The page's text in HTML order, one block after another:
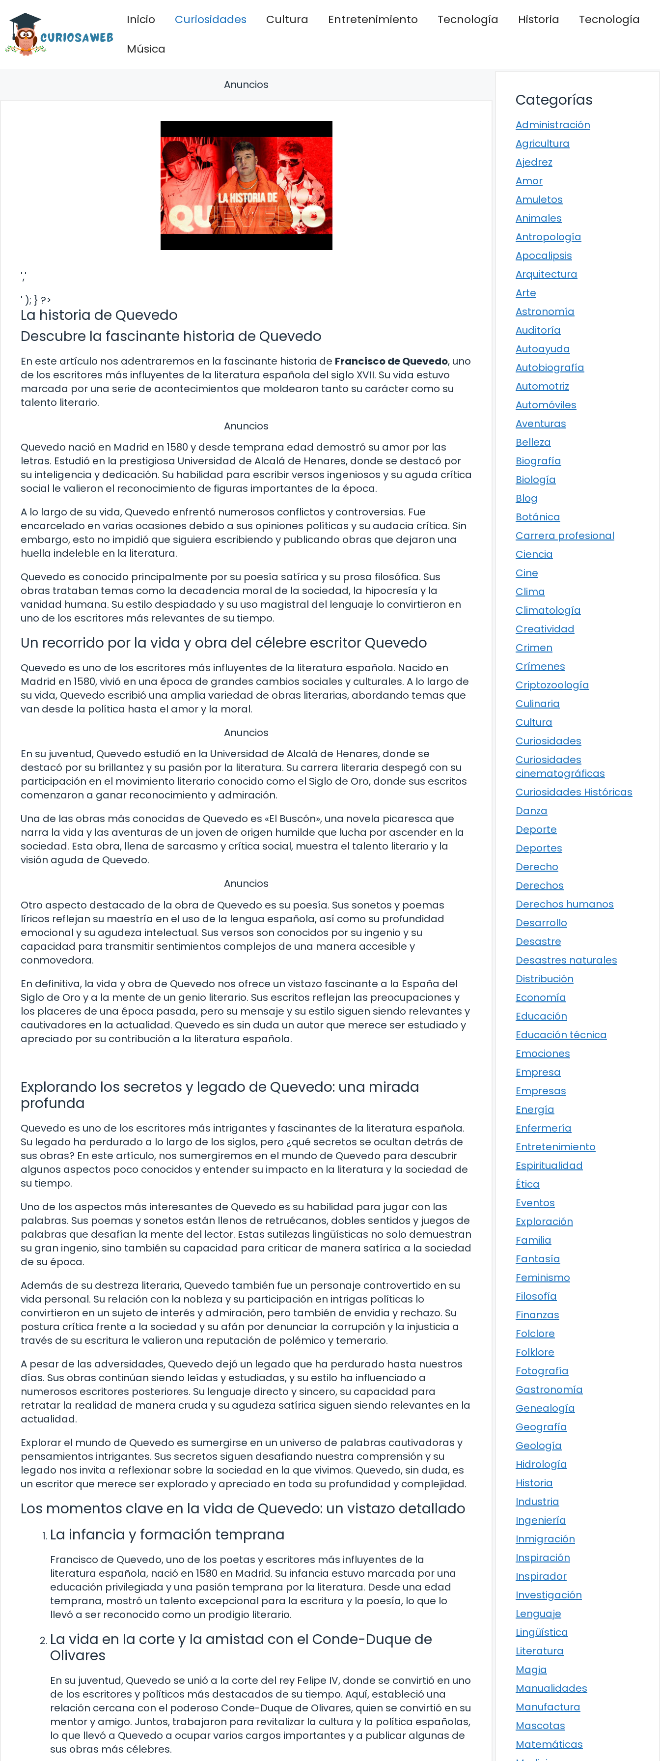
contenido
Inicio Curiosidades Cultura Entretenimiento Tecnología Historia
Tecnología
Música
Anuncios
','
' ); } ?>
La historia de Quevedo
Descubre la fascinante historia de Quevedo
En este artículo nos adentraremos en la fascinante historia de Francisco de Quevedo, uno
de los escritores más influyentes de la literatura española del siglo XVII. Su vida estuvo
marcada por una serie de acontecimientos que moldearon tanto su carácter como su
talento literario.
Anuncios
Quevedo nació en Madrid en 1580 y desde temprana edad demostró su amor por las
letras. Estudió en la prestigiosa Universidad de Alcalá de Henares, donde se destacó por
su inteligencia y dedicación. Su habilidad para escribir versos ingeniosos y su aguda crítica
social le valieron el reconocimiento de figuras importantes de la época.
A lo largo de su vida, Quevedo enfrentó numerosos conflictos y controversias. Fue
encarcelado en varias ocasiones debido a sus opiniones políticas y su audacia crítica. Sin
embargo, esto no impidió que siguiera escribiendo y publicando obras que dejaron una
huella indeleble en la literatura.
Quevedo es conocido principalmente por su poesía satírica y su prosa filosófica. Sus
obras trataban temas como la decadencia moral de la sociedad, la hipocresía y la
vanidad humana. Su estilo despiadado y su uso magistral del lenguaje lo convirtieron en
uno de los escritores más relevantes de su tiempo.
Un recorrido por la vida y obra del célebre escritor Quevedo
Quevedo es uno de los escritores más influyentes de la literatura española. Nacido en
Madrid en 1580, vivió en una época de grandes cambios sociales y culturales. A lo largo de
su vida, Quevedo escribió una amplia variedad de obras literarias, abordando temas que
van desde la política hasta el amor y la moral.
Anuncios
En su juventud, Quevedo estudió en la Universidad de Alcalá de Henares, donde se
destacó por su brillantez y su pasión por la literatura. Su carrera literaria despegó con su
participación en el movimiento literario conocido como el Siglo de Oro, donde sus escritos
comenzaron a ganar reconocimiento y admiración.
Una de las obras más conocidas de Quevedo es «El Buscón», una novela picaresca que
narra la vida y las aventuras de un joven de origen humilde que lucha por ascender en la
sociedad. Esta obra, llena de sarcasmo y crítica social, muestra el talento literario y la
visión aguda de Quevedo.
Anuncios
Otro aspecto destacado de la obra de Quevedo es su poesía. Sus sonetos y poemas
líricos reflejan su maestría en el uso de la lengua española, así como su profundidad
emocional y su agudeza intelectual. Sus versos son conocidos por su ingenio y su
capacidad para transmitir sentimientos complejos de una manera accesible y
conmovedora.
En definitiva, la vida y obra de Quevedo nos ofrece un vistazo fascinante a la España del
Siglo de Oro y a la mente de un genio literario. Sus escritos reflejan las preocupaciones y
los placeres de una época pasada, pero su mensaje y su estilo siguen siendo relevantes y
cautivadores en la actualidad. Quevedo es sin duda un autor que merece ser estudiado y
apreciado por su contribución a la literatura española.
Explorando los secretos y legado de Quevedo: una mirada
profunda
Quevedo es uno de los escritores más intrigantes y fascinantes de la literatura española.
Su legado ha perdurado a lo largo de los siglos, pero ¿qué secretos se ocultan detrás de
sus obras? En este artículo, nos sumergiremos en el mundo de Quevedo para descubrir
algunos aspectos poco conocidos y entender su impacto en la literatura y la sociedad de
su tiempo.
Uno de los aspectos más interesantes de Quevedo es su habilidad para jugar con las
palabras. Sus poemas y sonetos están llenos de retruécanos, dobles sentidos y juegos de
palabras que desafían la mente del lector. Estas sutilezas lingüísticas no solo demuestran
su gran ingenio, sino también su capacidad para criticar de manera satírica a la sociedad
de su época.
Además de su destreza literaria, Quevedo también fue un personaje controvertido en su
vida personal. Su relación con la nobleza y su participación en intrigas políticas lo
convirtieron en un sujeto de interés y admiración, pero también de envidia y rechazo. Su
postura crítica frente a la sociedad y su afán por denunciar la corrupción y la injusticia a
través de su escritura le valieron una reputación de polémico y temerario.
A pesar de las adversidades, Quevedo dejó un legado que ha perdurado hasta nuestros
días. Sus obras continúan siendo leídas y estudiadas, y su estilo ha influenciado a
numerosos escritores posteriores. Su lenguaje directo y sincero, su capacidad para
retratar la realidad de manera cruda y su agudeza satírica siguen siendo relevantes en la
actualidad.
Explorar el mundo de Quevedo es sumergirse en un universo de palabras cautivadoras y
pensamientos intrigantes. Sus secretos siguen desafiando nuestra comprensión y su
legado nos invita a reflexionar sobre la sociedad en la que vivimos. Quevedo, sin duda, es
un escritor que merece ser explorado y apreciado en toda su profundidad y complejidad.
Los momentos clave en la vida de Quevedo: un vistazo detallado
La infancia y formación temprana
Francisco de Quevedo, uno de los poetas y escritores más influyentes de la
literatura española, nació en 1580 en Madrid. Su infancia estuvo marcada por una
educación privilegiada y una pasión temprana por la literatura. Desde una edad
temprana, mostró un talento excepcional para la escritura y la poesía, lo que lo
llevó a ser reconocido como un prodigio literario.
La vida en la corte y la amistad con el Conde-Duque de
Olivares
En su juventud, Quevedo se unió a la corte del rey Felipe IV, donde se convirtió en uno
de los escritores y políticos más destacados de su tiempo. Aquí, estableció una
relación cercana con el poderoso Conde-Duque de Olivares, quien se convirtió en su
mentor y amigo. Juntos, trabajaron para revitalizar la cultura y la política españolas,
lo que llevó a Quevedo a ocupar varios cargos importantes y a publicar algunas de
sus obras más célebres.
Categorías
Administración
Agricultura
Ajedrez
Amor
Amuletos
Animales
Antropología
Apocalipsis
Arquitectura
Arte
Astronomía
Auditoría
Autoayuda
Autobiografía
Automotriz
Automóviles
Aventuras
Belleza
Biografía
Biología
Blog
Botánica
Carrera profesional
Ciencia
Cine
Clima
Climatología
Creatividad
Crimen
Crímenes
Criptozoología
Culinaria
Cultura
Curiosidades
Curiosidades
cinematográficas
Curiosidades Históricas
Danza
Deporte
Deportes
Derecho
Derechos
Derechos humanos
Desarrollo
Desastre
Desastres naturales
Distribución
Economía
Educación
Educación técnica
Emociones
Empresa
Empresas
Energía
Enfermería
Entretenimiento
Espiritualidad
Ética
Eventos
Exploración
Familia
Fantasía
Feminismo
Filosofía
Finanzas
Folclore
Folklore
Fotografía
Gastronomía
Genealogía
Geografía
Geología
Hidrología
Historia
Industria
Ingeniería
Inmigración
Inspiración
Inspirador
Investigación
Lenguaje
Lingüística
Literatura
Magia
Manualidades
Manufactura
Mascotas
Matemáticas